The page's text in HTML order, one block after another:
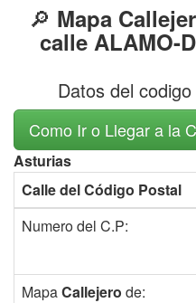
🔎 Mapa
calle ALAMO-
Datos del
Como Ir o Llegar a la
Asturias
Calle del Código Postal
Numero del C.P:
MapaCallejero de: